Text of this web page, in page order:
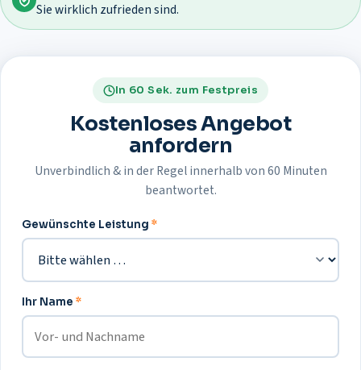
Sie wirklich zufrieden sind.
In 60 Sek. zum Festpreis
Kostenloses Angebot
anfordern
Unverbindlich & in der Regel innerhalb von 60 Minuten
beantwortet.
Gewünschte Leistung *
Ihr Name *